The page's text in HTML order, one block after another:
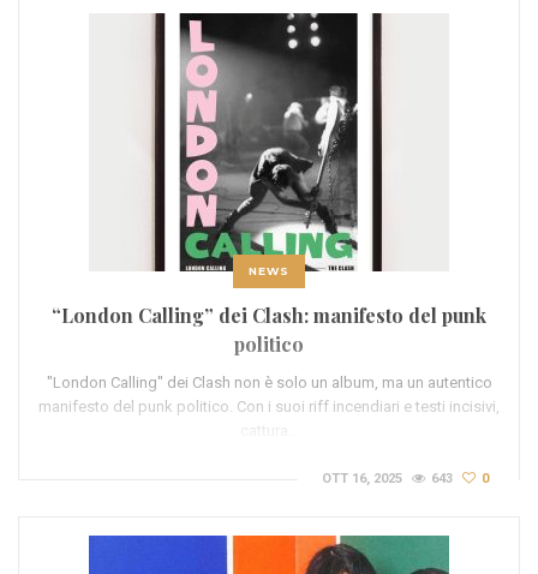
NEWS
“London Calling” dei Clash: manifesto del punk
politico
"London Calling" dei Clash non è solo un album, ma un autentico
manifesto del punk politico. Con i suoi riff incendiari e testi incisivi,
cattura…
OTT 16, 2025 643 0